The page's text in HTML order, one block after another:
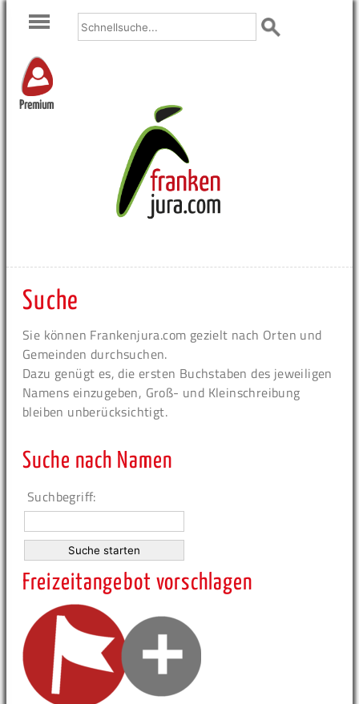
Premium
Suche
Sie können Frankenjura.com gezielt nach Orten und
Gemeinden durchsuchen.
Dazu genügt es, die ersten Buchstaben des jeweiligen
Namens einzugeben, Groß- und Kleinschreibung
bleiben unberücksichtigt.
Suche nach Namen
Suchbegriff:
Freizeitangebot vorschlagen